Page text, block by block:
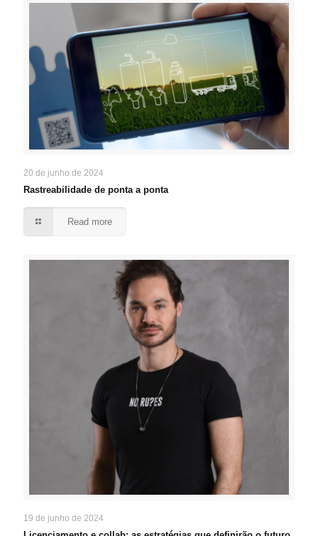
20 de junho de 2024
Rastreabilidade de ponta a ponta
Read more
19 de junho de 2024